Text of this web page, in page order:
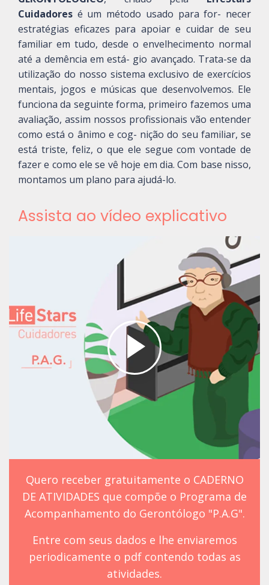
Cuidadores é um método usado para for- necer
estratégias eficazes para apoiar e cuidar de seu
familiar em tudo, desde o envelhecimento normal
até a demência em está- gio avançado. Trata-se da
utilização do nosso sistema exclusivo de exercícios
mentais, jogos e músicas que desenvolvemos. Ele
funciona da seguinte forma, primeiro fazemos uma
avaliação, assim nossos profissionais vão entender
como está o ânimo e cog- nição do seu familiar, se
está triste, feliz, o que ele segue com vontade de
fazer e como ele se vê hoje em dia. Com base nisso,
montamos um plano para ajudá-lo.
Assista ao vídeo explicativo
Quero receber gratuitamente o CADERNO
DE ATIVIDADES que compõe o Programa de
Acompanhamento do Gerontólogo "P.A.G".
Entre com seus dados e lhe enviaremos
periodicamente o pdf contendo todas as
atividades.